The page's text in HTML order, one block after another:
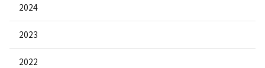
2024
2023
2022